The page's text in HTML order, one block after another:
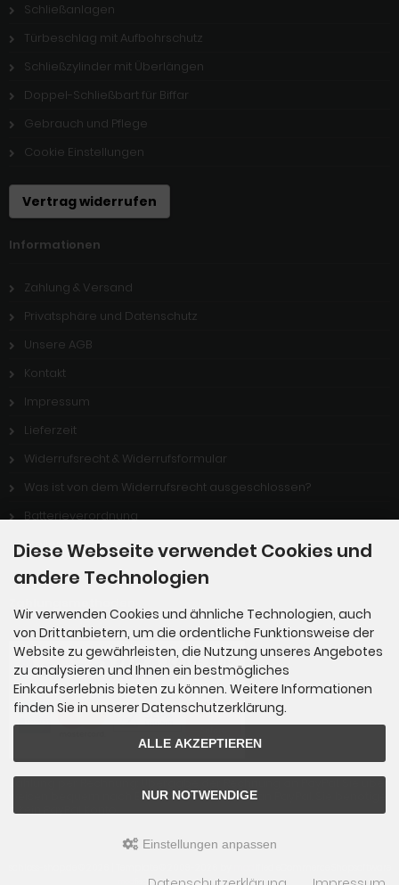
Schließanlagen
Türbeschlag mit Aufbohrschutz
Schließzylinder mit Überlängen
Doppel-Schließbart für Biffar
Gebrauch und Pflege
Cookie Einstellungen
Vertrag widerrufen
Informationen
Zahlung & Versand
Privatsphäre und Datenschutz
Unsere AGB
Kontakt
Impressum
Lieferzeit
Widerrufsrecht & Widerrufsformular
Was ist von dem Widerrufsrecht ausgeschlossen?
Batterieverordnung
Stellenangebote
Zahlung per Rechnung: Übergabe der Rechnung an PayPal. Sie über
weisen bequem nach Erhalt der Ware direkt an PayPal. Sie benötige
n kein PayPal Konto.
ified eCommerce Shopsoftware © 2009-2026
Diese Webseite verwendet Cookies und
andere Technologien
Wir verwenden Cookies und ähnliche Technologien, auch
von Drittanbietern, um die ordentliche Funktionsweise der
Website zu gewährleisten, die Nutzung unseres Angebotes
zu analysieren und Ihnen ein bestmögliches
Einkaufserlebnis bieten zu können. Weitere Informationen
finden Sie in unserer Datenschutzerklärung.
ALLE AKZEPTIEREN
NUR NOTWENDIGE
Einstellungen anpassen